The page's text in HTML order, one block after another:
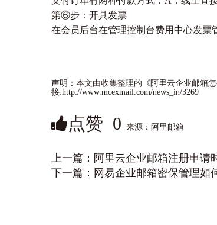
第⑥步：开具发票
在会员后台在管理控制台费用中心发票
声明：本文由收集整理的《阿里云企业邮箱
接:http://www.mcexmail.com/news_in/3269
点赞 0 来源：阿里邮箱
上一篇： 阿里云企业邮箱注册申请
下一篇： 网易企业邮箱密保管理如